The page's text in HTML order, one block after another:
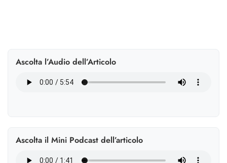
Ascolta l’Audio dell’Articolo
Ascolta il Mini Podcast dell’articolo